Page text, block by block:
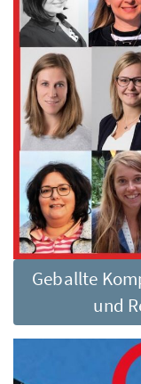
Geballte
und